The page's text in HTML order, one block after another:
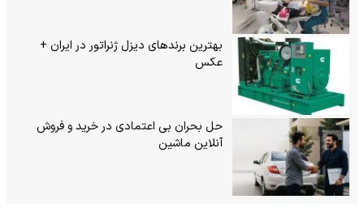
بهترین برندهای دیزل ژنراتور در ایران +
عکس
حل بحران بی‌ اعتمادی در خرید و فروش
آنلاین ماشین